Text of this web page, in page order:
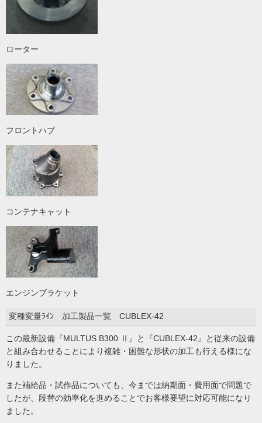
ローター
フロントハブ
コンテナキャット
エンジンブラケット
変種変量ﾗｲﾝ 加工製品一覧 CUBLEX-42
この最新設備『MULTUS B300 Ⅱ』と『CUBLEX-42』と従来の設備
と組み合わせることにより複雑・困難な形状の加工も行える様にな
りました。
また補給品・試作品についても、今までは納期面・費用面で問題で
したが、段替の効率化を進めることでお客様要望に対応可能になり
ました。